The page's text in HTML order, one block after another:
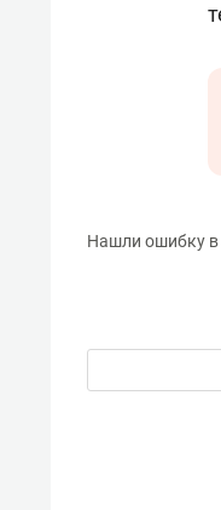
Нашли ошибку в